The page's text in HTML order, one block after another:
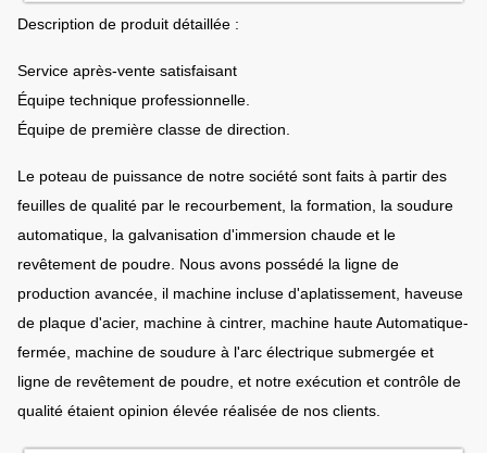
Description de produit détaillée :
Service après-vente satisfaisant
Équipe technique professionnelle.
Équipe de première classe de direction.
Le poteau de puissance de notre société sont faits à partir des
feuilles de qualité par le recourbement, la formation, la soudure
automatique, la galvanisation d'immersion chaude et le
revêtement de poudre. Nous avons possédé la ligne de
production avancée, il machine incluse d'aplatissement, haveuse
de plaque d'acier, machine à cintrer, machine haute Automatique-
fermée, machine de soudure à l'arc électrique submergée et
ligne de revêtement de poudre, et notre exécution et contrôle de
qualité étaient opinion élevée réalisée de nos clients.